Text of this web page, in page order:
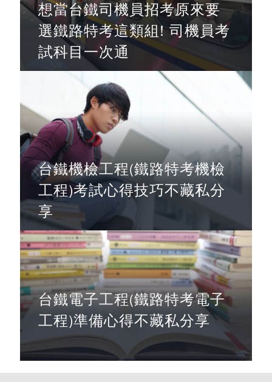
想當台鐵司機員招考原來要
選鐵路特考這類組! 司機員考
試科目一次通
台鐵機檢工程(鐵路特考機檢
工程)考試心得技巧不藏私分
享
台鐵電子工程(鐵路特考電子
工程)準備心得不藏私分享